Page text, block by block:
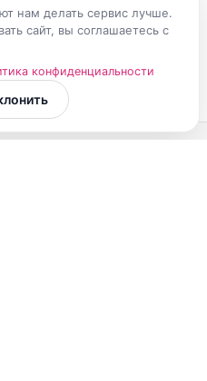
нам делать сервис лучше.
сайт, вы соглашаетесь с
конфиденциальности